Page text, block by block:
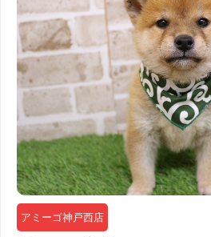
アミーゴ神戸西店